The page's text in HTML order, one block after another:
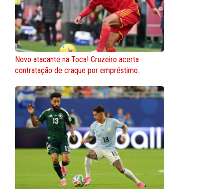
Novo atacante na Toca! Cruzeiro acerta
contratação de craque por empréstimo.